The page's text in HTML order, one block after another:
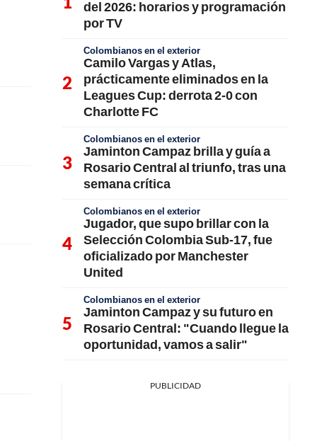
del 2026: horarios y programación
por TV
Colombianos en el exterior
Camilo Vargas y Atlas,
prácticamente eliminados en la
Leagues Cup: derrota 2-0 con
Charlotte FC
Colombianos en el exterior
Jaminton Campaz brilla y guía a
Rosario Central al triunfo, tras una
semana crítica
Colombianos en el exterior
Jugador, que supo brillar con la
Selección Colombia Sub-17, fue
oficializado por Manchester
United
Colombianos en el exterior
Jaminton Campaz y su futuro en
Rosario Central: "Cuando llegue la
oportunidad, vamos a salir"
PUBLICIDAD